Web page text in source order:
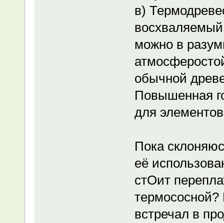
в)
можно в
обычной
Повышенная
для
Пока
её
стОит
термососной?
встречал в